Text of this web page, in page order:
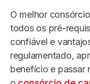
O melhor
todos os pré-
confiável e
regulamentado,
benefício e passar